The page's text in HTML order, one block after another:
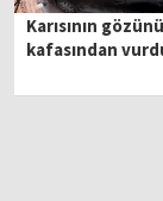
Karısının
kafasından